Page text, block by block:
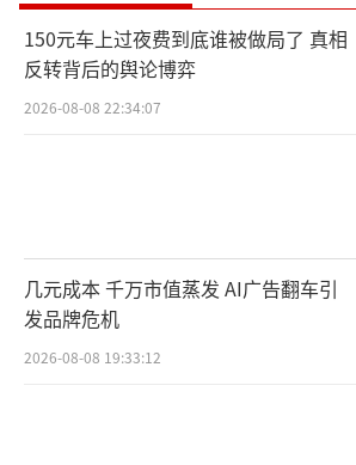
150元车上过夜费到底谁被做局了 真相
反转背后的舆论博弈
2026-08-08 22:34:07
几元成本 千万市值蒸发 AI广告翻车引
发品牌危机
2026-08-08 19:33:12